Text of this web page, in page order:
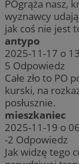
POgrąża nasz,
wyznawcy
jak coś nie jest
antypo
2025-11-17 o
5 Odpowiedz
Całe zło to
kurski, na
posłusznie.
mieszkaniec
2025-11-19 o
-2 Odpowiedz
Jak widzę tego